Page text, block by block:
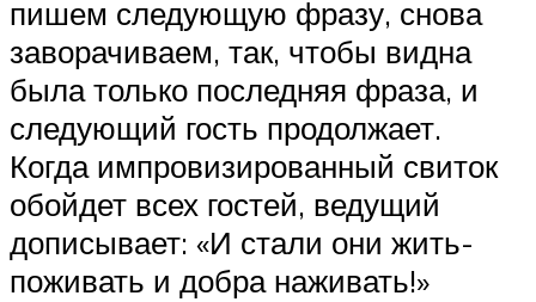
пишем следующую фразу, снова
заворачиваем, так, чтобы видна
была только последняя фраза, и
следующий гость продолжает.
Когда импровизированный свиток
обойдет всех гостей, ведущий
дописывает: «И стали они жить-
поживать и добра наживать!»